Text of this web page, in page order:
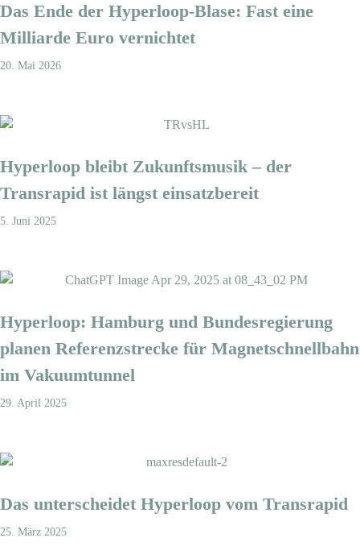
Das Ende der Hyperloop-Blase: Fast eine
Milliarde Euro vernichtet
20. Mai 2026
Hyperloop bleibt Zukunftsmusik – der
Transrapid ist längst einsatzbereit
5. Juni 2025
Hyperloop: Hamburg und Bundesregierung
planen Referenzstrecke für Magnetschnellbahn
im Vakuumtunnel
29. April 2025
Das unterscheidet Hyperloop vom Transrapid
25. März 2025